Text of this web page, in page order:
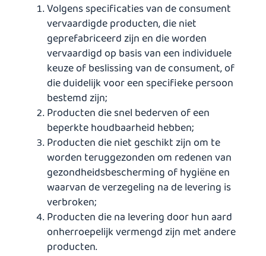
Volgens specificaties van de consument
vervaardigde producten, die niet
geprefabriceerd zijn en die worden
vervaardigd op basis van een individuele
keuze of beslissing van de consument, of
die duidelijk voor een specifieke persoon
bestemd zijn;
Producten die snel bederven of een
beperkte houdbaarheid hebben;
Producten die niet geschikt zijn om te
worden teruggezonden om redenen van
gezondheidsbescherming of hygiëne en
waarvan de verzegeling na de levering is
verbroken;
Producten die na levering door hun aard
onherroepelijk vermengd zijn met andere
producten.